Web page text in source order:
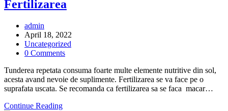
Fertilizarea
Post
author:
admin
Post
published:
April 18, 2022
Post
category:
Uncategorized
Post
0 Comments
Tunderea repetata consuma foarte multe elemente nutritive din sol,
acesta avand nevoie de suplimente. Fertilizarea se va face pe o
suprafata uscata. Se recomanda ca fertilizarea sa se faca macar…
Continue ReadingFertilizarea